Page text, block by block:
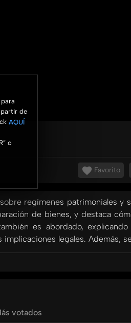
de
AQUÍ
o
Favorito
regímenes patrimoniales y
de bienes, y destaca
es abordado,
legales. Además,
legal, el video invita a
votados